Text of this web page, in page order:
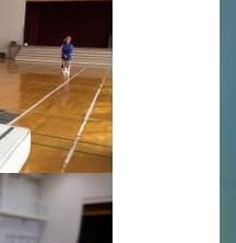
指導
力の向上
育と食育
ブ活動
会